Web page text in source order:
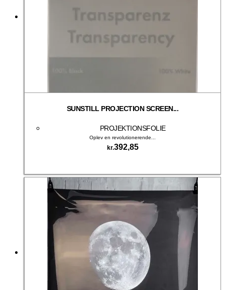
SUNSTILL PROJECTION SCREEN...
PROJEKTIONSFOLIE
Oplev en revolutionerende...
kr.392,85